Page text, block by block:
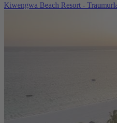
Kiwengwa Beach Resort -